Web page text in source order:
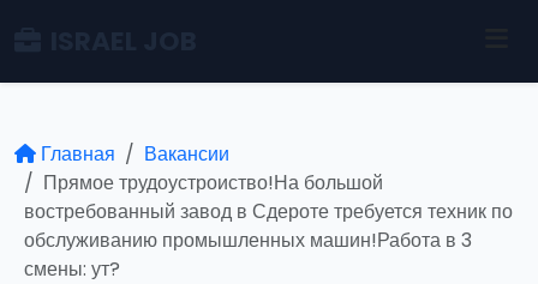
Главная
Вакансии
Прямое трудоустроиство!На большой
востребованный завод в Сдероте требуется техник по
обслуживанию промышленных машин!Работа в 3
смены: ут?